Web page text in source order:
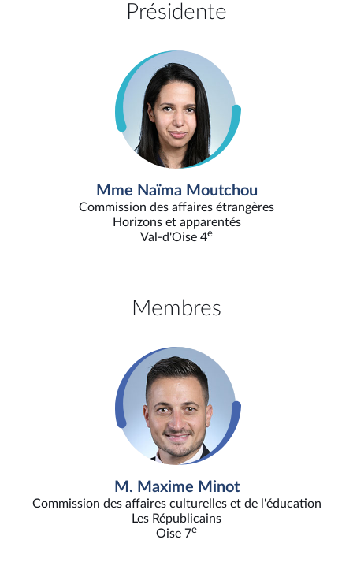
Présidente
Mme Naïma Moutchou
Commission des affaires étrangères
Horizons et apparentés
Val-d'Oise 4e
Membres
M. Maxime Minot
Commission des affaires culturelles et de l'éducation
Les Républicains
Oise 7e